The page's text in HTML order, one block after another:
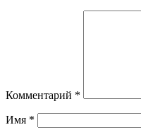
Комментарий *
Имя *